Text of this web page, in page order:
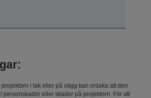
i tak eller på vägg kan orsaka att den
personskador eller skador på projektorn. För att